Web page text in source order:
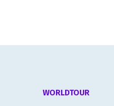
WORLDTOUR